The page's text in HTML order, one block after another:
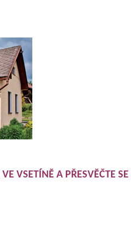
VSETÍNĚ A PŘESVĚČTE